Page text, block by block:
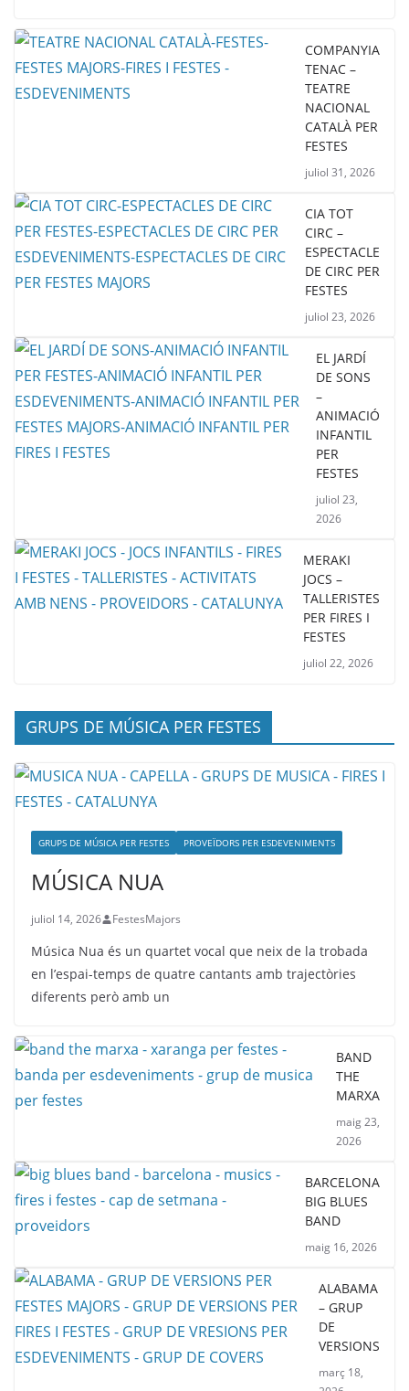
COMPANYIA
TENAC –
TEATRE
NACIONAL
CATALÀ PER
FESTES
juliol 31, 2026
CIA TOT
CIRC –
ESPECTACLE
DE CIRC PER
FESTES
juliol 23, 2026
EL JARDÍ
DE SONS
–
ANIMACIÓ
INFANTIL
PER
FESTES
juliol 23,
2026
MERAKI
JOCS –
TALLERISTES
PER FIRES I
FESTES
juliol 22, 2026
GRUPS DE MÚSICA PER FESTES
GRUPS DE MÚSICA PER FESTES PROVEÏDORS PER ESDEVENIMENTS
MÚSICA NUA
juliol 14, 2026 FestesMajors
Música Nua és un quartet vocal que neix de la trobada
en l’espai-temps de quatre cantants amb trajectòries
diferents però amb un
BAND
THE
MARXA
maig 23,
2026
BARCELONA
BIG BLUES
BAND
maig 16, 2026
ALABAMA
– GRUP
DE
VERSIONS
març 18,